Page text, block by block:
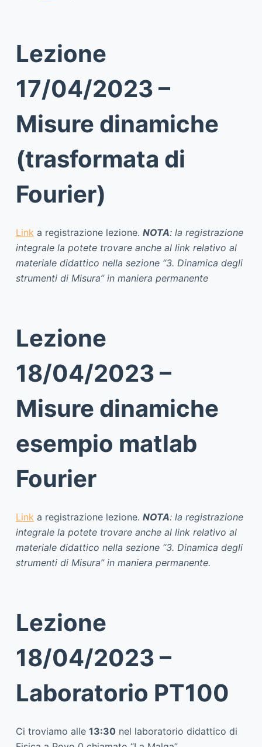
Lezione
17/04/2023 –
Misure dinamiche
(trasformata di
Fourier)
Linka registrazione lezione. NOTA: la registrazione
integrale la potete trovare anche al link relativo al
materiale didattico nella sezione “3. Dinamica degli
strumenti di Misura” in maniera permanente
Lezione
18/04/2023 –
Misure dinamiche
esempio matlab
Fourier
Linka registrazione lezione. NOTA: la registrazione
integrale la potete trovare anche al link relativo al
materiale didattico nella sezione “3. Dinamica degli
strumenti di Misura” in maniera permanente.
Lezione
18/04/2023 –
Laboratorio PT100
Ci troviamo alle 13:30nel laboratorio didattico di